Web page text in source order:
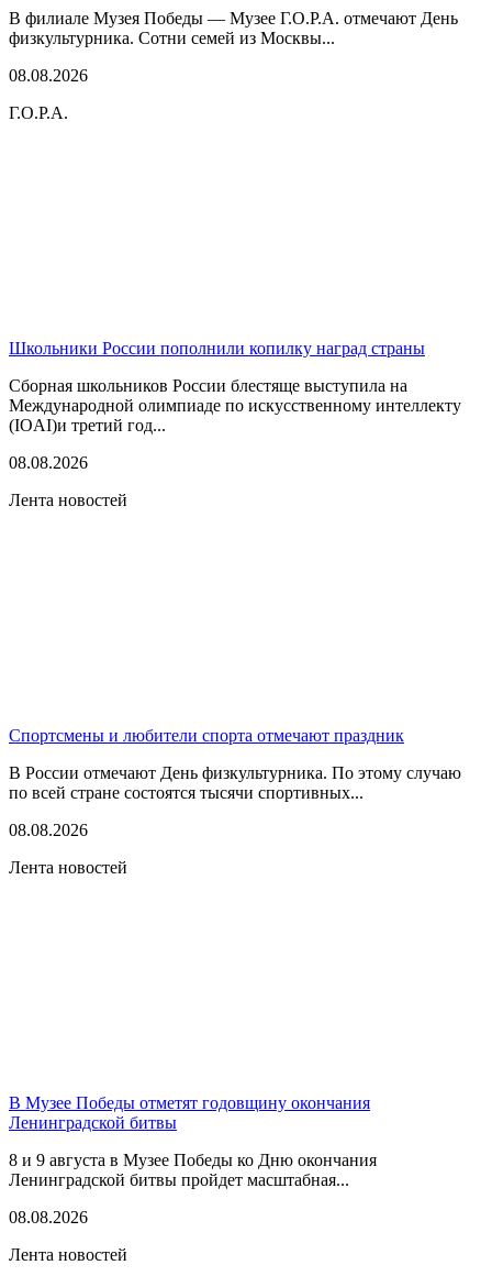
В филиале Музея Победы — Музее Г.О.Р.А. отмечают День
физкультурника. Сотни семей из Москвы...
08.08.2026
Г.О.Р.А.
Школьники России пополнили копилку наград страны
Сборная школьников России блестяще выступила на
Международной олимпиаде по искусственному интеллекту
(IOAI)и третий год...
08.08.2026
Лента новостей
Спортсмены и любители спорта отмечают праздник
В России отмечают День физкультурника. По этому случаю
по всей стране состоятся тысячи спортивных...
08.08.2026
Лента новостей
В Музее Победы отметят годовщину окончания
Ленинградской битвы
8 и 9 августа в Музее Победы ко Дню окончания
Ленинградской битвы пройдет масштабная...
08.08.2026
Лента новостей